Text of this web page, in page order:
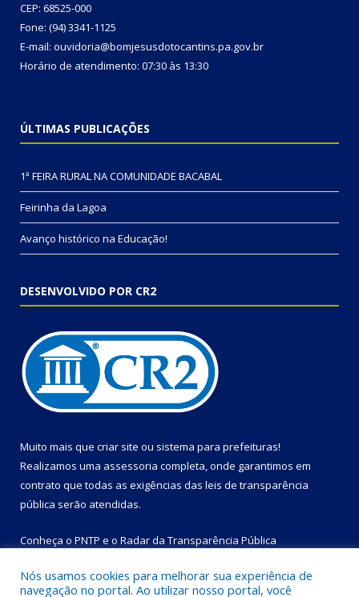
CEP: 68525-000
Fone: (94) 3341-1125
E-mail: ouvidoria@bomjesusdotocantins.pa.gov.br
Horário de atendimento: 07:30 às 13:30
ÚLTIMAS PUBLICAÇÕES
1ª FEIRA RURAL NA COMUNIDADE BACABAL
Feirinha da Lagoa
Avanço histórico na Educação!
DESENVOLVIDO POR CR2
Muito mais que criar site ou sistema para prefeituras!
Realizamos uma assessoria completa, onde garantimos em
contrato que todas as exigências das leis de transparência
pública serão atendidas.
Conheça o PNTP e o Radar da Transparência Pública
Nós usamos cookies para melhorar sua experiência de
navegação no portal. Ao utilizar nosso portal, você